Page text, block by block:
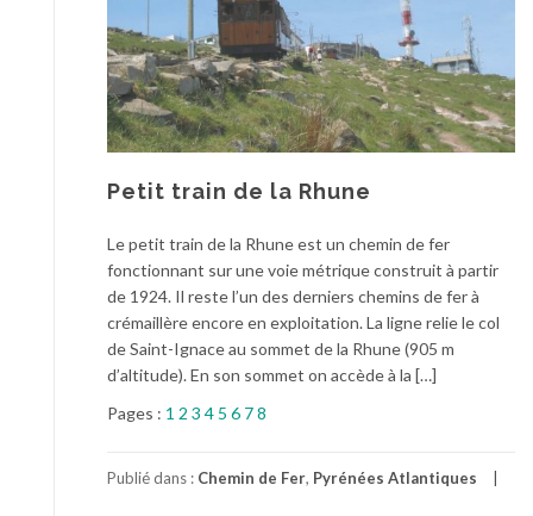
Petit train de la Rhune
Le petit train de la Rhune est un chemin de fer
fonctionnant sur une voie métrique construit à partir
de 1924. Il reste l’un des derniers chemins de fer à
crémaillère encore en exploitation. La ligne relie le col
de Saint-Ignace au sommet de la Rhune (905 m
d’altitude). En son sommet on accède à la […]
Pages : 1 2 3 4 5 6 78
Publié dans : Chemin de Fer, Pyrénées Atlantiques